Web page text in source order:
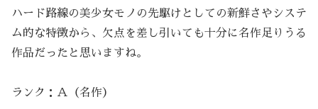
ハード路線の美少女モノの先駆けとしての新鮮さやシステ
ム的な特徴から、欠点を差し引いても十分に名作足りうる
作品だったと思いますね。
ランク：Ａ（名作）